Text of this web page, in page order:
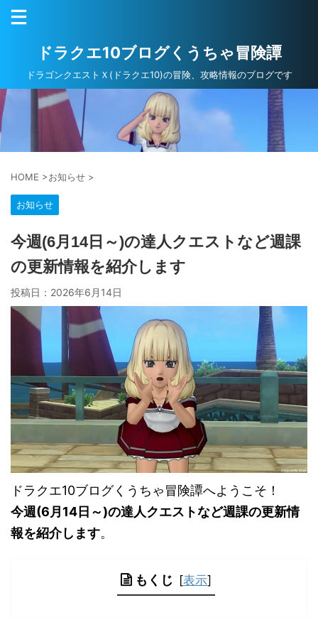
ドラクエ10ブログくうちゃ冒険譚
ドラゴンクエストＸ(ドラクエ10)の冒険、攻略情報のブログです
HOME >お知らせ >
お知らせ
今週(6月14日～)の達人クエストなど週課
の更新情報を紹介します
投稿日： 2026年6月14日
ドラクエ10ブログくうちゃ冒険譚へようこそ！
今週(6月14日 ～)の達人クエストなど週課の更新情
報を紹介します。
もくじ [表示]